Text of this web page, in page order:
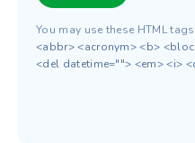
You may use these HTML
<abbr> <acronym> <b>
<del datetime=""> <em> <i>